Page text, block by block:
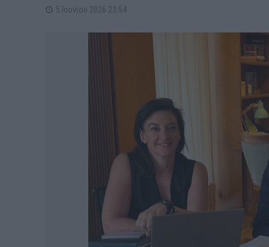
5 Ιουνίου 2026 23:54